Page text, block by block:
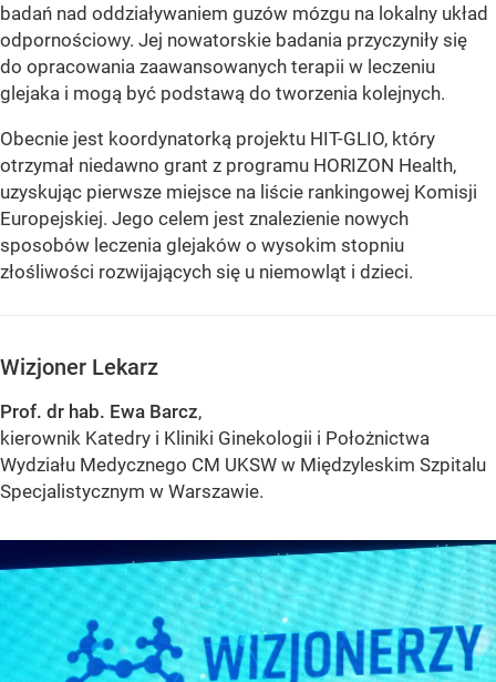
badań nad oddziaływaniem guzów mózgu na lokalny układ
odpornościowy. Jej nowatorskie badania przyczyniły się
do opracowania zaawansowanych terapii w leczeniu
glejaka i mogą być podstawą do tworzenia kolejnych.
Obecnie jest koordynatorką projektu HIT-GLIO, który
otrzymał niedawno grant z programu HORIZON Health,
uzyskując pierwsze miejsce na liście rankingowej Komisji
Europejskiej. Jego celem jest znalezienie nowych
sposobów leczenia glejaków o wysokim stopniu
złośliwości rozwijających się u niemowląt i dzieci.
Wizjoner Lekarz
Prof. dr hab. Ewa Barcz,
kierownik Katedry i Kliniki Ginekologii i Położnictwa
Wydziału Medycznego CM UKSW w Międzyleskim Szpitalu
Specjalistycznym w Warszawie.